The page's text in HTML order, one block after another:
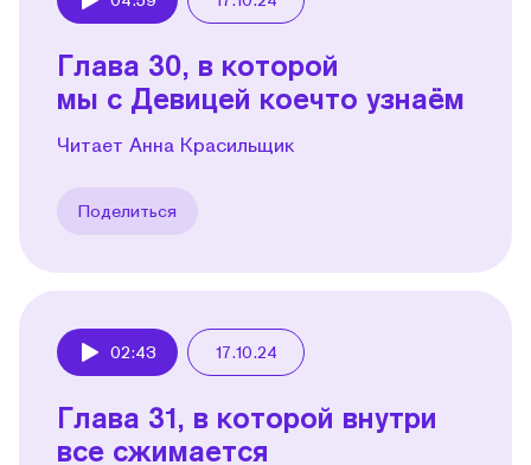
Глава 30, в которой
мы с Девицей коечто узнаём
Читает Анна Красильщик
Поделиться
02:43 17.10.24
Глава 31, в которой внутри
все сжимается